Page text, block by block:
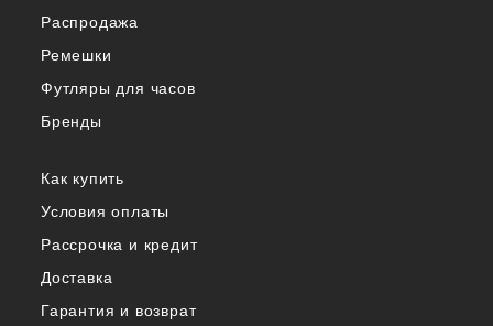
Распродажа
Ремешки
Футляры для часов
Бренды
Как купить
Условия оплаты
Рассрочка и кредит
Доставка
Гарантия и возврат